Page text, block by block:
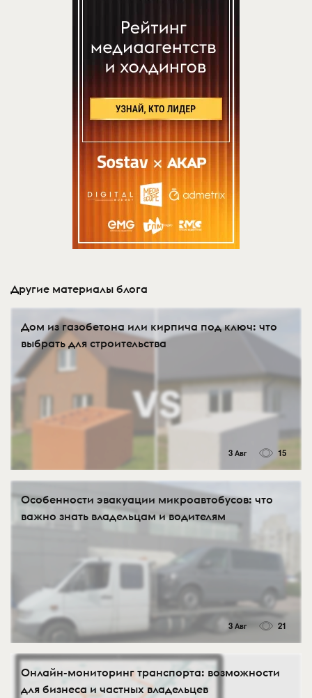
Другие материалы блога
Дом из газобетона или кирпича под ключ: что
выбрать для строительства
3 Авг 15
Особенности эвакуации микроавтобусов: что
важно знать владельцам и водителям
3 Авг 21
Онлайн-мониторинг транспорта: возможности
для бизнеса и частных владельцев